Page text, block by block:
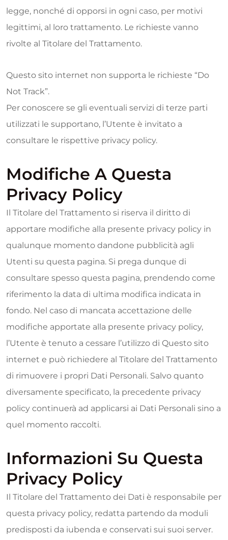
legge, nonché di opporsi in ogni caso, per motivi
legittimi, al loro trattamento. Le richieste vanno
rivolte al Titolare del Trattamento.
Questo sito internet non supporta le richieste “Do
Not Track”.
Per conoscere se gli eventuali servizi di terze parti
utilizzati le supportano, l’Utente è invitato a
consultare le rispettive privacy policy.
Modifiche A Questa
Privacy Policy
Il Titolare del Trattamento si riserva il diritto di
apportare modifiche alla presente privacy policy in
qualunque momento dandone pubblicità agli
Utenti su questa pagina. Si prega dunque di
consultare spesso questa pagina, prendendo come
riferimento la data di ultima modifica indicata in
fondo. Nel caso di mancata accettazione delle
modifiche apportate alla presente privacy policy,
l’Utente è tenuto a cessare l’utilizzo di Questo sito
internet e può richiedere al Titolare del Trattamento
di rimuovere i propri Dati Personali. Salvo quanto
diversamente specificato, la precedente privacy
policy continuerà ad applicarsi ai Dati Personali sino a
quel momento raccolti.
Informazioni Su Questa
Privacy Policy
Il Titolare del Trattamento dei Dati è responsabile per
questa privacy policy, redatta partendo da moduli
predisposti da iubenda e conservati sui suoi server.